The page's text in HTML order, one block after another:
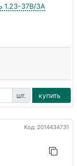
1.23-37В/3A
шт. купить
Код: 2014434731